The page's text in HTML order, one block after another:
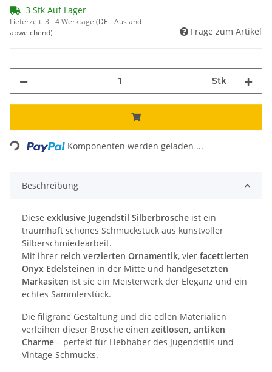
3 Stk Auf Lager
Lieferzeit:3 - 4 Werktage (DE - Ausland
abweichend)
Frage zum Artikel
Stk
Loading... Komponenten werden geladen ...
Beschreibung
Diese exklusive Jugendstil Silberbrosche ist ein
traumhaft schönes Schmuckstück aus kunstvoller
Silberschmiedearbeit.
Mit ihrer reich verzierten Ornamentik, vier facettierten
Onyx Edelsteinen in der Mitte und handgesetzten
Markasiten ist sie ein Meisterwerk der Eleganz und ein
echtes Sammlerstück.
Die filigrane Gestaltung und die edlen Materialien
verleihen dieser Brosche einen zeitlosen, antiken
Charme – perfekt für Liebhaber des Jugendstils und
Vintage-Schmucks.